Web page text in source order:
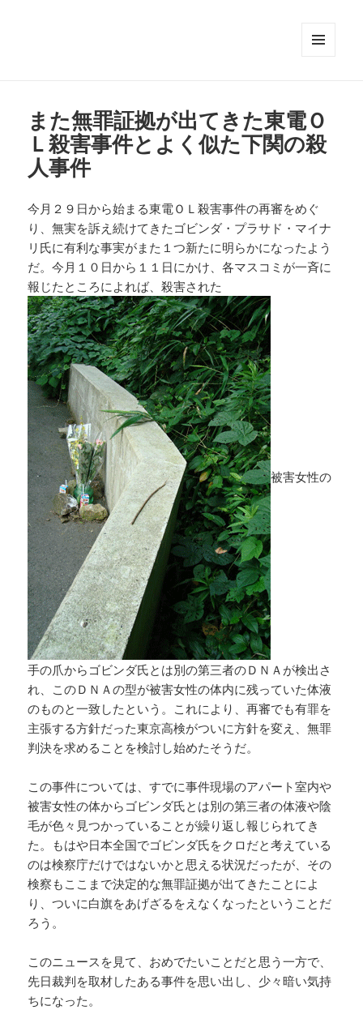
また無罪証拠が出てきた東電Ｏ
Ｌ殺害事件とよく似た下関の殺
人事件
今月２９日から始まる東電ＯＬ殺害事件の再審をめぐ
り、無実を訴え続けてきたゴビンダ・プラサド・マイナ
リ氏に有利な事実がまた１つ新たに明らかになったよう
だ。今月１０日から１１日にかけ、各マスコミが一斉に
報じたところによれば、殺害された
被害女性の
手の爪からゴビンダ氏とは別の第三者のＤＮＡが検出さ
れ、このＤＮＡの型が被害女性の体内に残っていた体液
のものと一致したという。これにより、再審でも有罪を
主張する方針だった東京高検がついに方針を変え、無罪
判決を求めることを検討し始めたそうだ。
この事件については、すでに事件現場のアパート室内や
被害女性の体からゴビンダ氏とは別の第三者の体液や陰
毛が色々見つかっていることが繰り返し報じられてき
た。もはや日本全国でゴビンダ氏をクロだと考えている
のは検察庁だけではないかと思える状況だったが、その
検察もここまで決定的な無罪証拠が出てきたことによ
り、ついに白旗をあげざるをえなくなったということだ
ろう。
このニュースを見て、おめでたいことだと思う一方で、
先日裁判を取材したある事件を思い出し、少々暗い気持
ちになった。